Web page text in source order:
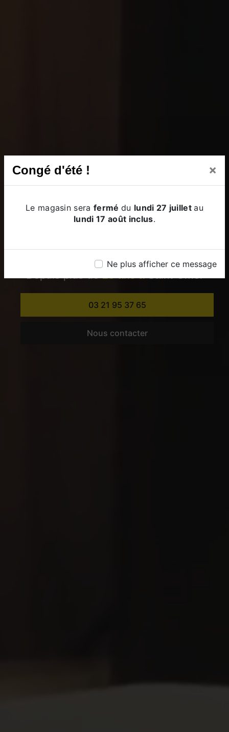
Congé d'été ! ×
Le magasin serafermé du lundi 27 juilletau
lundi 17 août inclus.
Ne plus afficher ce message
D'ÉCLAIRAGE
03 21 95 37 65
Nous contacter